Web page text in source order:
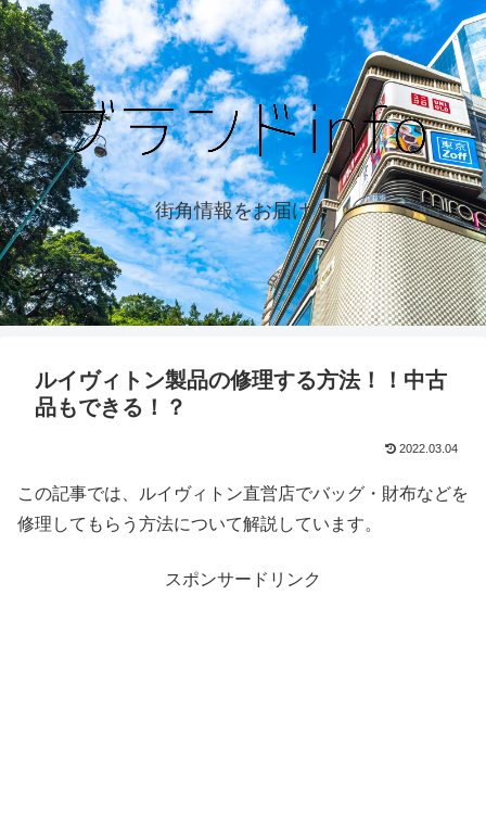
街角情報をお届け！
ルイヴィトン製品の修理する方法！！中古
品もできる！？
2022.03.04
この記事では、ルイヴィトン直営店でバッグ・財布などを
修理してもらう方法について解説しています。
スポンサードリンク